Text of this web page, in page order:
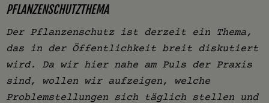
PFLANZENSCHUTZTHEMA
Der Pflanzenschutz ist derzeit ein Thema,
das in der Öffentlichkeit breit diskutiert
wird. Da wir hier nahe am Puls der Praxis
sind, wollen wir aufzeigen, welche
Problemstellungen sich täglich stellen und